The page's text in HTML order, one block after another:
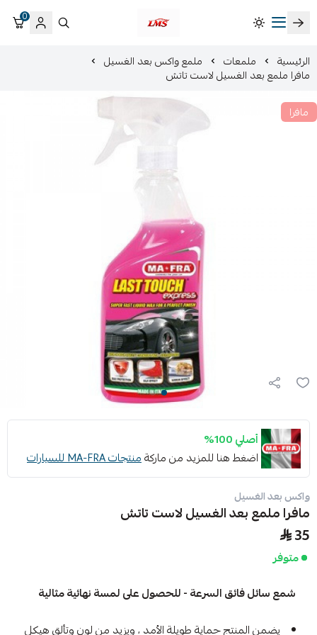
متجر لمسات الشرقية لزينة سيارات LMS
0
الرئيسية ملمعات ملمع واكس بعد الغسيل
مافرا ملمع بعد الغسيل لاست تاتش
مافرا
أصلي 100%
اضغط هنا للمزيد من ماركةمنتجات MA-FRA للسيارات
واكس بعد الغسيل
مافرا ملمع بعد الغسيل لاست تاتش
35
متوفر
شمع سائل فائق السرعة - للحصول على لمسة نهائية مثالية
يضمن المنتج حماية طويلة الأمد ، ويزيد من لون وتألق هيكل